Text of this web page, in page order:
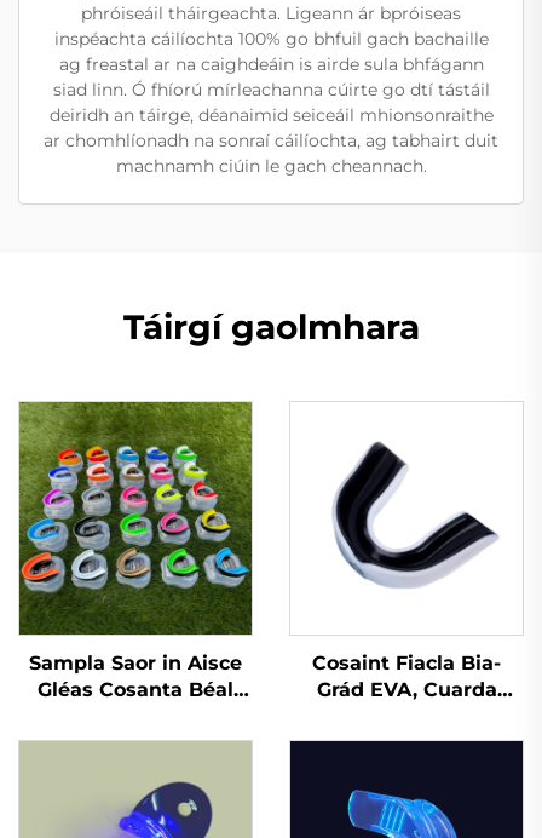
phróiseáil tháirgeachta. Ligeann ár bpróiseas
inspéachta cáilíochta 100% go bhfuil gach bachaille
ag freastal ar na caighdeáin is airde sula bhfágann
siad linn. Ó fhíorú mírleachanna cúirte go dtí tástáil
deiridh an táirge, déanaimid seiceáil mhionsonraithe
ar chomhlíonadh na sonraí cáilíochta, ag tabhairt duit
machnamh ciúin le gach cheannach.
Táirgí gaolmhara
Sampla Saor in Aisce
Gléas Cosanta Béal
Inbhuanaithe do
Cosanta Dothain EVA
Dá Dhathach do MMA
Cosaint Fiacla Bia-
Grád EVA, Cuarda
Cobhrú Spóirt do